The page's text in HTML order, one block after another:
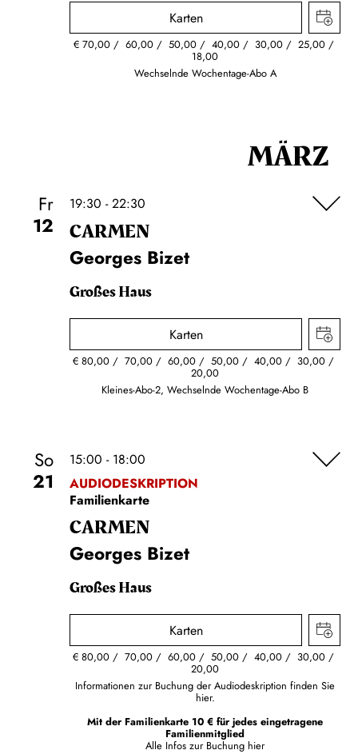
Karten
€ 70,00 60,00 50,00 40,00 30,00 25,00
18,00
Wechselnde Wochentage-Abo A
MÄRZ
Fr
12
19:30 - 22:30
CARMEN
Georges Bizet
Großes Haus
Karten
€80,00 70,00 60,00 50,00 40,00 30,00
20,00
Kleines-Abo-2, Wechselnde Wochentage-Abo B
So
21
15:00 - 18:00
AUDIODESKRIPTION
Familienkarte
CARMEN
Georges Bizet
Großes Haus
Karten
€80,00 70,00 60,00 50,00 40,00 30,00
20,00
Informationen zur Buchung der Audiodeskription finden Sie
hier.
Mit der Familienkarte 10 € für jedes eingetragene
Familienmitglied
Alle Infos zur Buchung hier